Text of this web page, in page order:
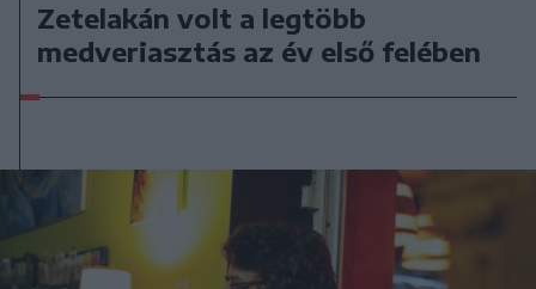
Zetelakán volt a legtöbb
medveriasztás az év első felében